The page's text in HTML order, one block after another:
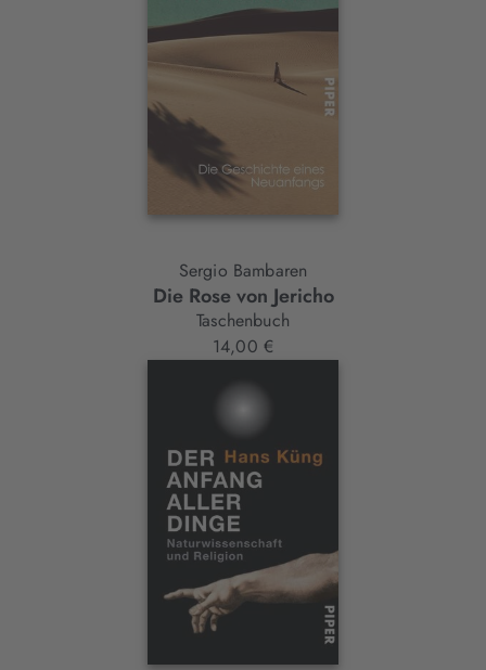
Sergio Bambaren
Die Rose von Jericho
Taschenbuch
14,00 €